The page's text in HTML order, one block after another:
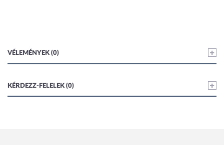
VÉLEMÉNYEK (0)
KÉRDEZZ-FELELEK (0)